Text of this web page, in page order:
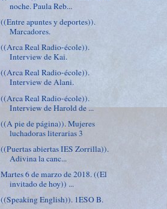
noche. Paula Reb...
((Entre apuntes y deportes)).
Marcadores.
((Arca Real Radio-école)).
Interview de Kai.
((Arca Real Radio-école)).
Interview de Alani.
((Arca Real Radio-école)).
Interview de Harold de ...
((A pie de página)). Mujeres
luchadoras literarias 3
((Puertas abiertas IES Zorrilla)).
Adivina la canc...
Martes 6 de marzo de 2018. ((El
invitado de hoy)) ...
((Speaking English)). 1ESO B.